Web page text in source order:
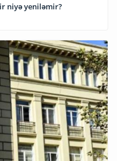
niyə yeniləmir?